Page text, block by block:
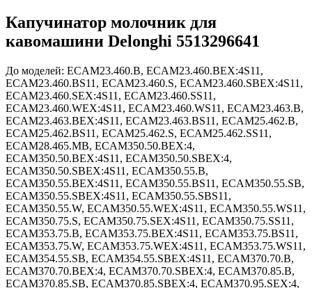
Капучинатор молочник для
кавомашини Delonghi 5513296641
До моделей: ECAM23.460.B, ECAM23.460.BEX:4S11,
ECAM23.460.BS11, ECAM23.460.S, ECAM23.460.SBEX:4S11,
ECAM23.460.SEX:4S11, ECAM23.460.SS11,
ECAM23.460.WEX:4S11, ECAM23.460.WS11, ECAM23.463.B,
ECAM23.463.BEX:4S11, ECAM23.463.BS11, ECAM25.462.B,
ECAM25.462.BS11, ECAM25.462.S, ECAM25.462.SS11,
ECAM28.465.MB, ECAM350.50.BEX:4,
ECAM350.50.BEX:4S11, ECAM350.50.SBEX:4,
ECAM350.50.SBEX:4S11, ECAM350.55.B,
ECAM350.55.BEX:4S11, ECAM350.55.BS11, ECAM350.55.SB,
ECAM350.55.SBEX:4S11, ECAM350.55.SBS11,
ECAM350.55.W, ECAM350.55.WEX:4S11, ECAM350.55.WS11,
ECAM350.75.S, ECAM350.75.SEX:4S11, ECAM350.75.SS11,
ECAM353.75.B, ECAM353.75.BEX:4S11, ECAM353.75.BS11,
ECAM353.75.W, ECAM353.75.WEX:4S11, ECAM353.75.WS11,
ECAM354.55.SB, ECAM354.55.SBEX:4S11, ECAM370.70.B,
ECAM370.70.BEX:4, ECAM370.70.SBEX:4, ECAM370.85.B,
ECAM370.85.SB, ECAM370.85.SBEX:4, ECAM370.95.SEX:4,